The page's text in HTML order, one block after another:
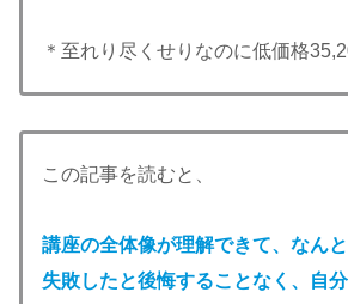
＊至れり尽くせりなのに低価格
この記事を読むと、
講座の全体像が理解できて、なん
失敗したと後悔することなく、自